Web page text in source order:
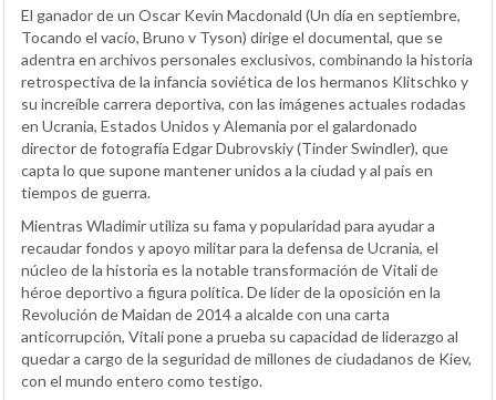
El ganador de un Oscar Kevin Macdonald (Un día en septiembre,
Tocando el vacío, Bruno v Tyson) dirige el documental, que se
adentra en archivos personales exclusivos, combinando la historia
retrospectiva de la infancia soviética de los hermanos Klitschko y
su increíble carrera deportiva, con las imágenes actuales rodadas
en Ucrania, Estados Unidos y Alemania por el galardonado
director de fotografía Edgar Dubrovskiy (Tinder Swindler), que
capta lo que supone mantener unidos a la ciudad y al país en
tiempos de guerra.
Mientras Wladimir utiliza su fama y popularidad para ayudar a
recaudar fondos y apoyo militar para la defensa de Ucrania, el
núcleo de la historia es la notable transformación de Vitali de
héroe deportivo a figura política. De líder de la oposición en la
Revolución de Maidan de 2014 a alcalde con una carta
anticorrupción, Vitali pone a prueba su capacidad de liderazgo al
quedar a cargo de la seguridad de millones de ciudadanos de Kiev,
con el mundo entero como testigo.